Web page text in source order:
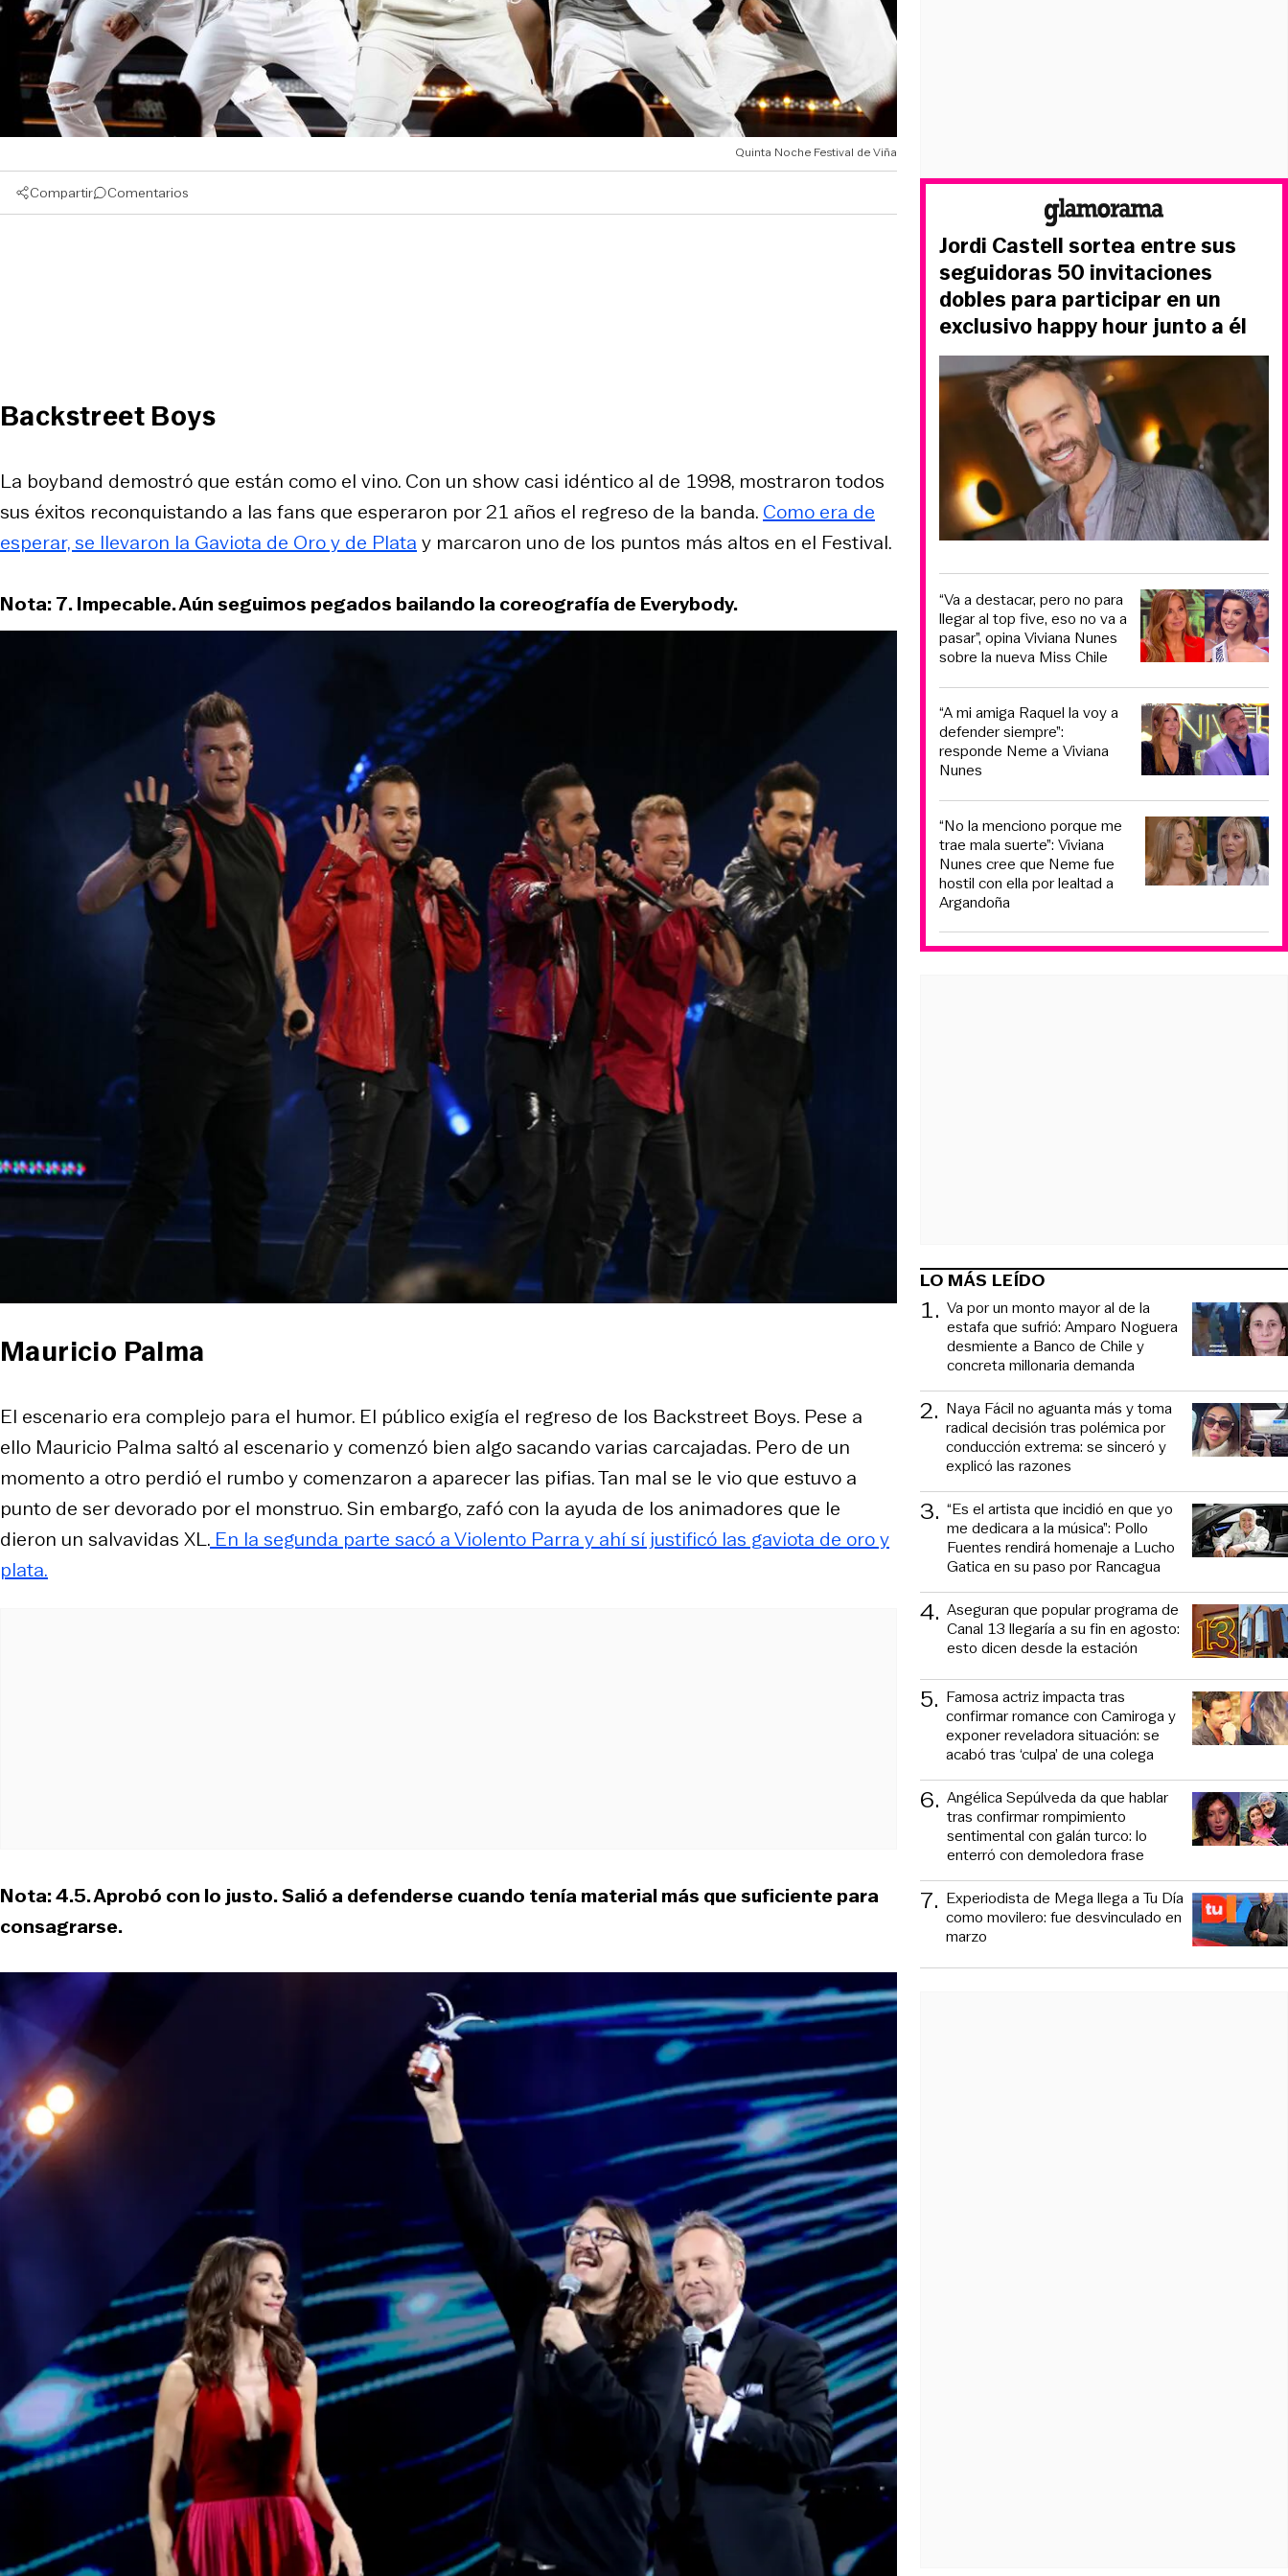
Quinta Noche Festival de Viña
Compartir Comentarios
Backstreet Boys
La boyband demostró que están como el vino. Con un show casi idéntico al de 1998, mostraron todos
sus éxitos reconquistando a las fans que esperaron por 21 años el regreso de la banda. Como era de
esperar, se llevaron la Gaviota de Oro y de Plata y marcaron uno de los puntos más altos en el Festival.
Nota: 7. Impecable. Aún seguimos pegados bailando la coreografía de Everybody.
Mauricio Palma
El escenario era complejo para el humor. El público exigía el regreso de los Backstreet Boys. Pese a
ello Mauricio Palma saltó al escenario y comenzó bien algo sacando varias carcajadas. Pero de un
momento a otro perdió el rumbo y comenzaron a aparecer las pifias. Tan mal se le vio que estuvo a
punto de ser devorado por el monstruo. Sin embargo, zafó con la ayuda de los animadores que le
dieron un salvavidas XL. En la segunda parte sacó a Violento Parra y ahí sí justificó las gaviota de oro y
plata.
Nota: 4.5. Aprobó con lo justo. Salió a defenderse cuando tenía material más que suficiente para
consagrarse.
Jordi Castell sortea entre sus
seguidoras 50 invitaciones
dobles para participar en un
exclusivo happy hour junto a él
“Va a destacar, pero no para
llegar al top five, eso no va a
pasar”, opina Viviana Nunes
sobre la nueva Miss Chile
“A mi amiga Raquel la voy a
defender siempre”:
responde Neme a Viviana
Nunes
“No la menciono porque me
trae mala suerte”: Viviana
Nunes cree que Neme fue
hostil con ella por lealtad a
Argandoña
LO MÁS LEÍDO
1. Va por un monto mayor al de la
estafa que sufrió: Amparo Noguera
desmiente a Banco de Chile y
concreta millonaria demanda
2. Naya Fácil no aguanta más y toma
radical decisión tras polémica por
conducción extrema: se sinceró y
explicó las razones
3. “Es el artista que incidió en que yo
me dedicara a la música”: Pollo
Fuentes rendirá homenaje a Lucho
Gatica en su paso por Rancagua
4. Aseguran que popular programa de
Canal 13 llegaría a su fin en agosto:
esto dicen desde la estación
5. Famosa actriz impacta tras
confirmar romance con Camiroga y
exponer reveladora situación: se
acabó tras ‘culpa’ de una colega
6. Angélica Sepúlveda da que hablar
tras confirmar rompimiento
sentimental con galán turco: lo
enterró con demoledora frase
7. Experiodista de Mega llega a Tu Día
como movilero: fue desvinculado en
marzo